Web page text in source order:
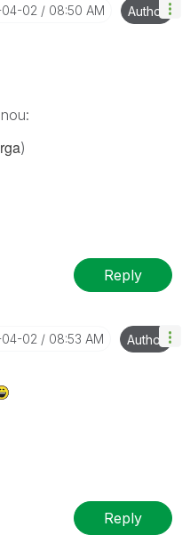
04-02 08:50 AM Author
)
Reply
04-02 08:53 AM Author
Reply